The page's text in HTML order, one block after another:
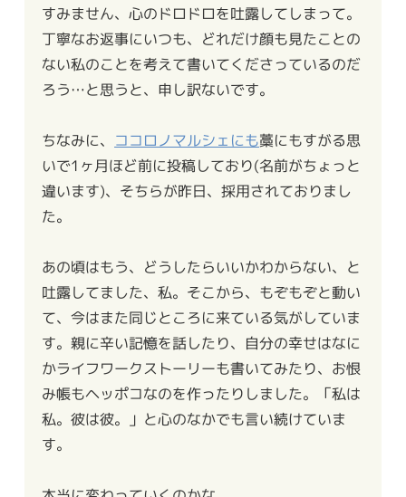
すみません、心のドロドロを吐露してしまって。
丁寧なお返事にいつも、どれだけ顔も見たことの
ない私のことを考えて書いてくださっているのだ
ろう…と思うと、申し訳ないです。
ちなみに、 ココロノマルシェにも藁にもすがる思
いで1ヶ月ほど前に投稿しており(名前がちょっと
違います)、そちらが昨日、採用されておりまし
た。
あの頃はもう、どうしたらいいかわからない、と
吐露してました、私。そこから、もぞもぞと動い
て、今はまた同じところに来ている気がしていま
す。親に辛い記憶を話したり、自分の幸せはなに
かライフワークストーリーも書いてみたり、お恨
み帳もヘッポコなのを作ったりしました。「私は
私。彼は彼。」と心のなかでも言い続けていま
す。